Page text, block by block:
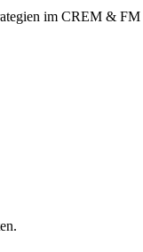
im CREM & FM